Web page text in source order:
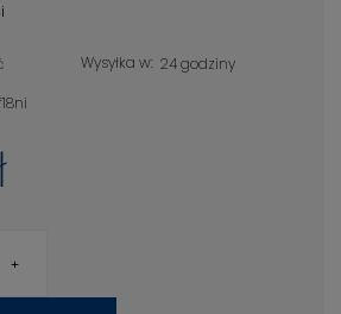
Wysyłka w: 24 godziny